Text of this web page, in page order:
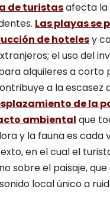
de turistasafecta la
Las playas se
de hotelesy
el uso del
alquileres a corto
a la escasez
de la
ambiental que
y la fauna es cada
en el cual el
sobre el paisaje,
local único a